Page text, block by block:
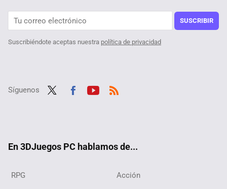
SUSCRIBIR
Suscribiéndote aceptas nuestra política de privacidad
Síguenos
En 3DJuegos PC hablamos de...
RPG Acción